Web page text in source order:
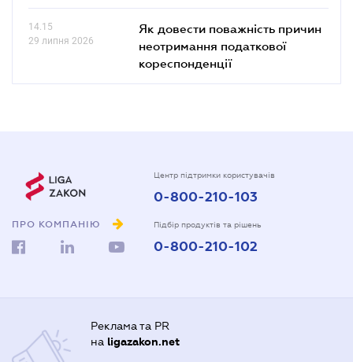
14.15
29 липня 2026
Як довести поважність причин
неотримання податкової
кореспонденції
ПРО КОМПАНІЮ
Центр підтримки користувачів
0-800-210-103
Підбір продуктів та рішень
0-800-210-102
Реклама та PR
на ligazakon.net